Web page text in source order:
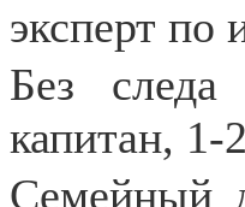
эксперт по
Без следа
капитан, 1-
Семейный